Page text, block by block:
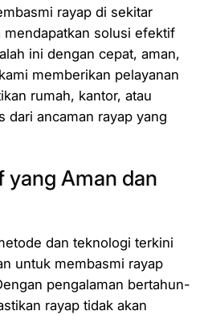
rayap di sekitar
mendapatkan solusi efektif
ini dengan cepat, aman,
memberikan pelayanan
rumah, kantor, atau
dari ancaman rayap yang
Aman dan
dan teknologi terkini
untuk membasmi rayap
pengalaman bertahun-
rayap tidak akan